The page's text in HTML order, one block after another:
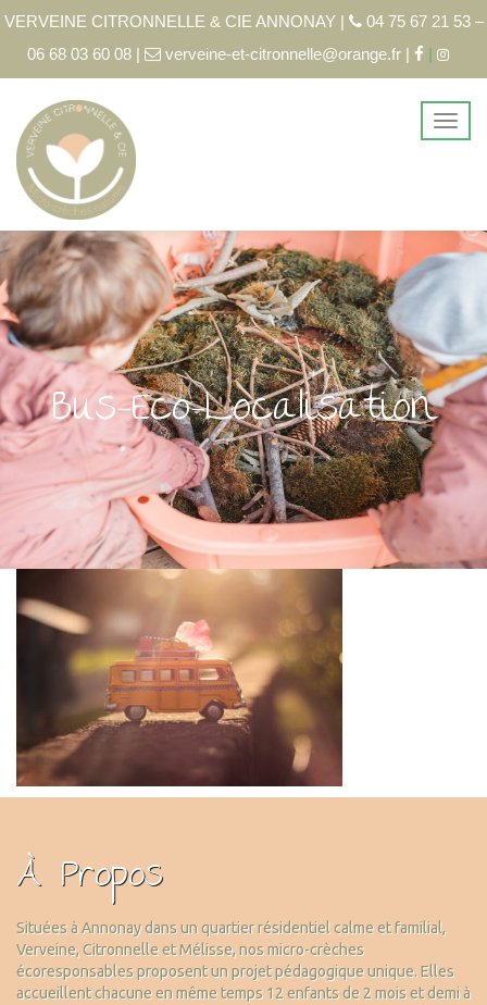
VERVEINE CITRONNELLE & CIE ANNONAY |
04 75 67 21 53 –
06 68 03 60 08 |
verveine-et-citronnelle@orange.fr | |
Bus-Eco-Localisation
À Propos
Situées à Annonay dans un quartier résidentiel calme et familial,
Verveine, Citronnelle et Mélisse, nos micro-crèches
écoresponsables proposent un projet pédagogique unique. Elles
accueillent chacune en même temps 12 enfants de 2 mois et demi à